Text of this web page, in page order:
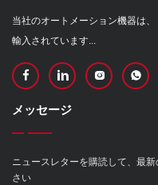
当社のオートメーション機器は
輸入されています...
メッセージ
ニュースレターを購読して、最
さい